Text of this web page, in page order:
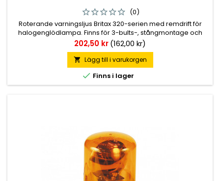
(0)
Roterande varningsljus Britax 320-serien med remdrift för
halogenglödlampa. Finns för 3-bults-, stångmontage och
även magnetfäste och plug in. Glödlampa: H1, ingår ej.
Pris
202,50 kr(162,00 kr)
 Lägg till i varukorgen
 Finns i lager